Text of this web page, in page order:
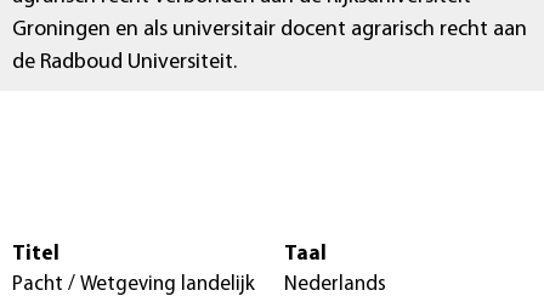
Groningen en als universitair docent agrarisch recht aan
de Radboud Universiteit.
Titel
Pacht / Wetgeving landelijk
Taal
Nederlands